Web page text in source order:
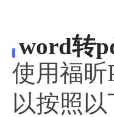
word转
使用福昕
以按照